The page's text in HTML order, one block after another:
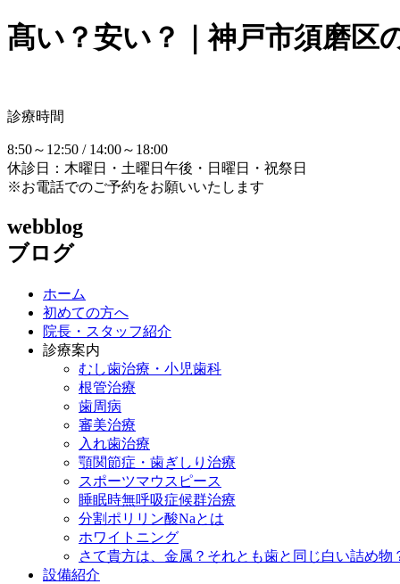
髙い？安い？｜神戸市須磨区
診療時間
8:50～12:50 / 14:00～18:00
休診日：木曜日・土曜日午後・日曜日・祝祭日
※お電話でのご予約をお願いいたします
webblog
ブログ
ホーム
初めての方へ
院長・スタッフ紹介
診療案内
むし歯治療・小児歯科
根管治療
歯周病
審美治療
入れ歯治療
顎関節症・歯ぎしり治療
スポーツマウスピース
睡眠時無呼吸症候群治療
分割ポリリン酸Naとは
ホワイトニング
さて貴方は、金属？それとも歯と同じ白い詰め物
設備紹介